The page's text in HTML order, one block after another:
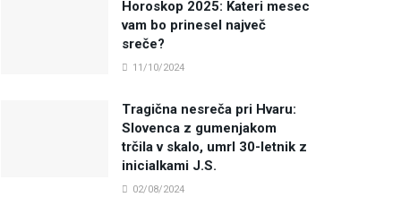
Horoskop 2025: Kateri mesec
vam bo prinesel največ
sreče?
11/10/2024
Tragična nesreča pri Hvaru:
Slovenca z gumenjakom
trčila v skalo, umrl 30-letnik z
inicialkami J.S.
02/08/2024